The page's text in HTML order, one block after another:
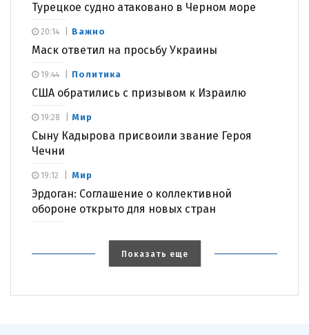
Турецкое судно атаковано в Черном море
Важно
Маск ответил на просьбу Украины
20:14
Политика
США обратились с призывом к Израилю
19:44
Мир
Сыну Кадырова присвоили звание Героя
Чечни
19:28
Мир
Эрдоган: Соглашение о коллективной
обороне открыто для новых стран
19:12
Показать еще